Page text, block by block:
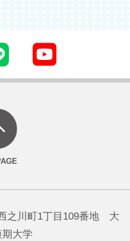
之川町1丁目109番地 大
大学